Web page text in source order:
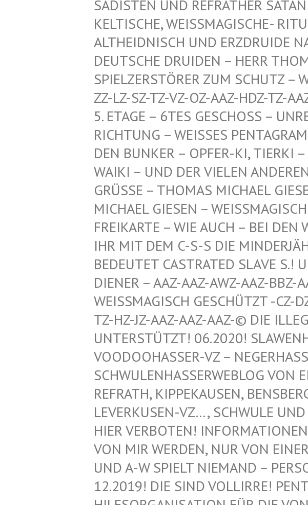
DISTEN UND REFRATHER
LTISCHE, WEISSMAGISCHE-
IDNISCH UND ERZDRUIDE NACH
CHE DRUIDEN – HERR THOMAS
ZERSTÖRER ZUM SCHUTZ –
SZ-TZ-VZ-OZ-AAZ-HDZ-TZ-AAZ
GE – 6TES GESCHOSS –
NG – WEISSES PENTAGRAMM
KER – OPFER-KI, TIERKI –
UND DER VIELEN ANDEREN KI!
GRÜSSE – THOMAS MICHAEL
ICHAEL GIESEN – WEISSMAGISCH
EIKARTE – WIE AUCH – BEI DEN
R MIT DEM C-S-S DIE
DEUTET CASTRATED SLAVE S.!
ENER – AAZ-AAZ-AWZ-AAZ-BBZ-
ISSMAGISCH GESCHÜTZT -CZ-DZ-
HZ-JZ-AAZ-AAZ-AAZ-© DIE
ERSTÜTZT! 06.2020!
DOOHASSER-VZ – NEGERHASSER
WULENHASSERWEBLOG VON
RATH, KIPPEKAUSEN,
ERKUSEN-VZ…, SCHWULE UND
R VERBOTEN! INFORMATIONEN –
MIR WERDEN, NUR VON EINER
A-W SPIELT NIEMAND –
2019! DIE SIND VOLLIRRE!